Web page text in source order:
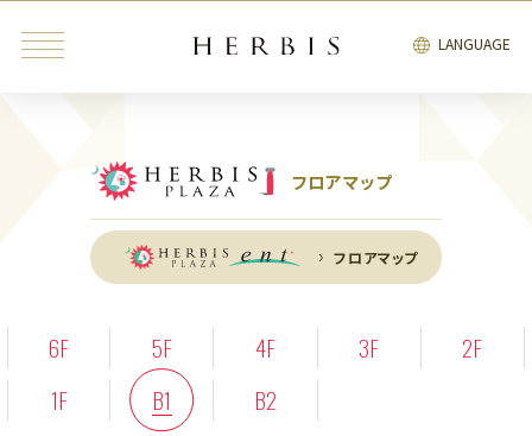
LANGUAGE
みんなが検索中の“トレンドキーワード”
インテリア 雑貨 カフェ レストラン ブライダル
ファッション・
インテリア
フロアマップ
フロアマップ
6F 5F 4F 3F
2F
1F
B1 B2